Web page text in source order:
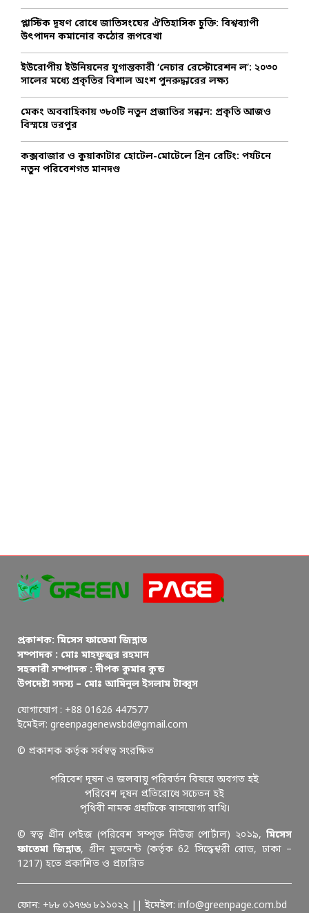
প্লাস্টিক দূষণ রোধে জাতিসংঘের ঐতিহাসিক চুক্তি: বিশ্বব্যাপী
উৎপাদন কমানোর কঠোর রূপরেখা
ইউরোপীয় ইউনিয়নের যুগান্তকারী ‘নেচার রেস্টোরেশন ল’: ২০৩০
সালের মধ্যে প্রকৃতির বিশাল অংশ পুনরুদ্ধারের লক্ষ্য
মেকং অববাহিকায় ৩৮০টি নতুন প্রজাতির সন্ধান: প্রকৃতি আজও
বিস্ময়ে ভরপুর
কক্সবাজার ও কুয়াকাটার হোটেল-মোটেলে গ্রিন রেটিং: পর্যটনে
নতুন পরিবেশগত মানদণ্ড
প্রকাশক: মিসেস ফাতেমা জিন্নাত
সম্পাদক : মোঃ মাহফুজুর রহমান
সহকারী সম্পাদক : দীপক কুমার কুন্ড
উপদেষ্টা সদস্য – মোঃ আমিনুল ইসলাম টাব্বুস
যোগাযোগ : +88 01626 447577
ইমেইল: greenpagenewsbd@gmail.com
© প্রকাশক কর্তৃক সর্বস্বত্ব সংরক্ষিত
পরিবেশ দূষন ও জলবায়ু পরিবর্তন বিষয়ে অবগত হই
পরিবেশ দূষন প্রতিরোধে সচেতন হই
পৃথিবী নামক গ্রহটিকে বাসযোগ্য রাখি।
© স্বত্ব গ্রীন পেইজ (পরিবেশ সম্পৃক্ত নিউজ পোর্টাল) ২০১৯, মিসেস
ফাতেমা জিন্নাত, গ্রীন মুভমেন্ট (কর্তৃক 62 সিদ্ধেশ্বরী রোড, ঢাকা –
1217) হতে প্রকাশিত ও প্রচারিত
ফোন: +৮৮ ০১৭৬৬ ৮১১০২২ || ইমেইল: info@greenpage.com.bd